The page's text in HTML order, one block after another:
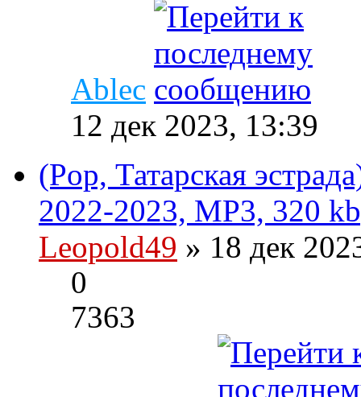
Ablec
12 дек 2023, 13:39
(Pop, Татарская
2022-2023, MP3, 320
Leopold49 » 18 дек
0
7363